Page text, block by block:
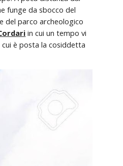
funge da sbocco del
del parco archeologico
in cui un tempo vi
cui è posta la cosiddetta